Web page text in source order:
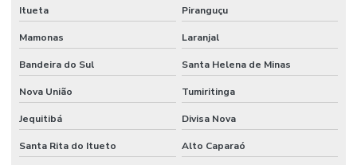
Itueta Piranguçu
Mamonas Laranjal
Bandeira do Sul Santa Helena de Minas
Nova União Tumiritinga
Jequitibá Divisa Nova
Santa Rita do Itueto Alto Caparaó